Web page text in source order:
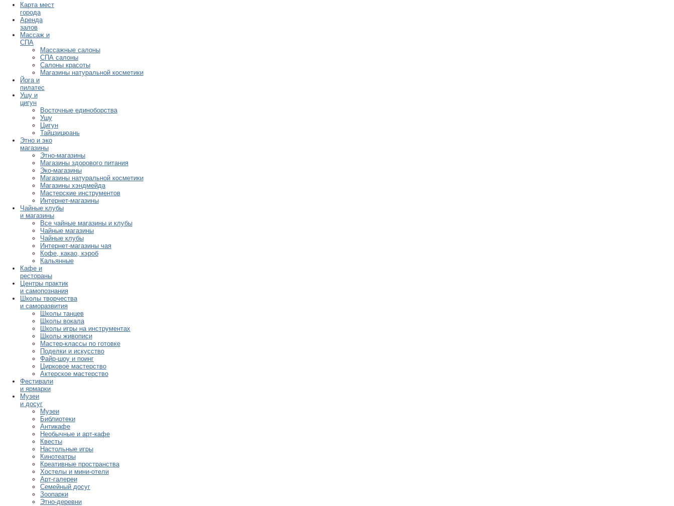
Карта мест
города
Аренда
залов
Массаж и
СПА
Массажные салоны
СПА салоны
Салоны красоты
Магазины натуральной косметики
Йога и
пилатес
Ушу и
цигун
Восточные единоборства
Ушу
Цигун
Тайцзицюань
Этно и эко
магазины
Этно-магазины
Магазины здорового питания
Эко-магазины
Магазины натуральной косметики
Магазины хэндмейда
Мастерские инструментов
Интернет-магазины
Чайные клубы
и магазины
Все чайные магазины и клубы
Чайные магазины
Чайные клубы
Интернет-магазины чая
Кофе, какао, кэроб
Кальянные
Кафе и
рестораны
Центры практик
и самопознания
Школы творчества
и саморазвития
Школы танцев
Школы вокала
Школы игры на инструментах
Школы живописи
Мастер-классы по готовке
Поделки и искусство
Файр-шоу и поинг
Цирковое мастерство
Актерское мастерство
Фестивали
и ярмарки
Музеи
и досуг
Музеи
Библиотеки
Антикафе
Необычные и арт-кафе
Квесты
Настольные игры
Кинотеатры
Креативные пространства
Хостелы и мини-отели
Арт-галереи
Семейный досуг
Зоопарки
Этно-деревни